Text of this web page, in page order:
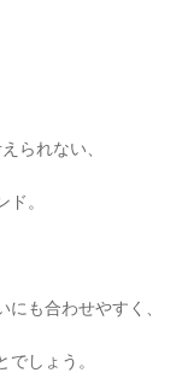
られない、
。
も合わせやすく、
しょう。